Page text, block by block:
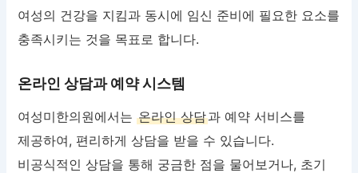
여성의 건강을 지킴과 동시에 임신 준비에 필요한 요소를
충족시키는 것을 목표로 합니다.
온라인 상담과 예약 시스템
여성미한의원에서는온라인 상담과 예약 서비스를
제공하여, 편리하게 상담을 받을 수 있습니다.
비공식적인 상담을 통해 궁금한 점을 물어보거나, 초기